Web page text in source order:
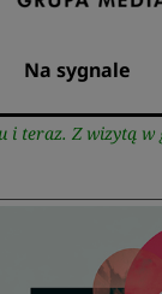
Na sygnale
i teraz. Z wizytą w